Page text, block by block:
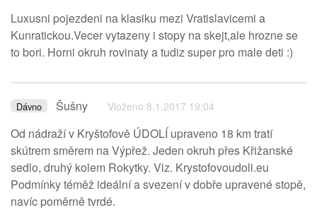
Luxusni pojezdeni na klasiku mezi Vratislavicemi a
Kunratickou.Vecer vytazeny i stopy na skejt,ale hrozne se
to bori. Horni okruh rovinaty a tudiz super pro male deti :)
Dávno Šušny Vloženo 8.1.2017 19:04
Od nádraží v Kryštofově ÚDOLÍ upraveno 18 km tratí
skútrem směrem na Výpřež. Jeden okruh přes Křižanské
sedlo, druhý kolem Rokytky. Viz. Krystofovoudoli.eu
Podmínky téměž ideální a svezení v dobře upravené stopě,
navíc poměrně tvrdé.